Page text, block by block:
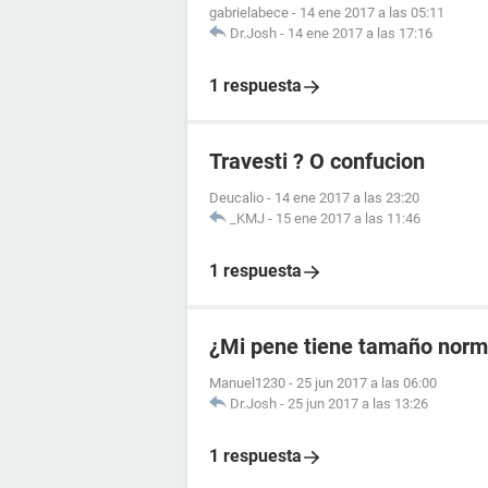
gabrielabece - 14 ene 2017 a las 05:11
Dr.Josh - 14 ene 2017 a las 17:16
1 respuesta
Travesti ? O confucion
Deucalio - 14 ene 2017 a las 23:20
_KMJ - 15 ene 2017 a las 11:46
1 respuesta
¿Mi pene tiene tamaño
Manuel1230 - 25 jun 2017 a las 06:00
Dr.Josh - 25 jun 2017 a las 13:26
1 respuesta